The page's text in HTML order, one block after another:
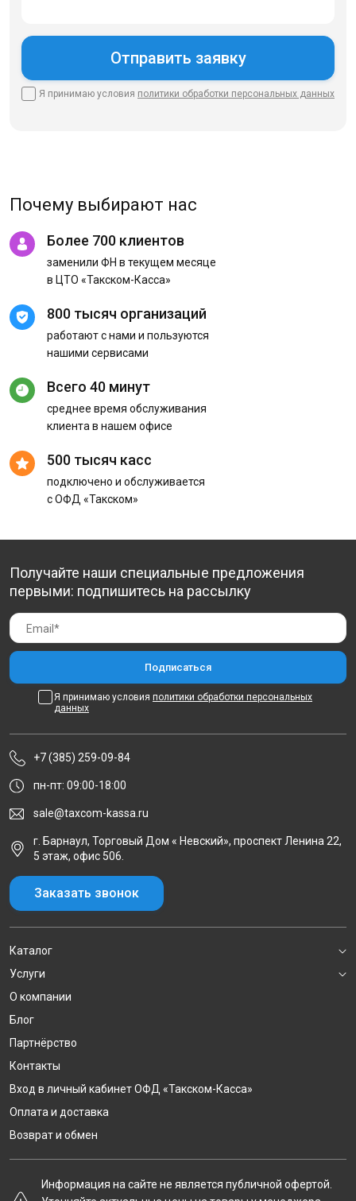
Я принимаю условия политики обработки персональных данных
Почему выбирают нас
Более 700 клиентов
заменили ФН в текущем месяце
в ЦТО «Такском-Касса»
800 тысяч организаций
работают с нами и пользуются
нашими сервисами
Всего 40 минут
среднее время обслуживания
клиента в нашем офисе
500 тысяч касс
подключено и обслуживается
с ОФД «Такском»
Получайте наши специальные предложения
первыми: подпишитесь на рассылку
Я принимаю условия политики обработки персональных
данных
+7 (385) 259-09-84
пн-пт: 09:00-18:00
sale@taxcom-kassa.ru
г. Барнаул, Торговый Дом « Невский», проспект Ленина 22,
5 этаж, офис 506.
Заказать звонок
Каталог
Услуги
О компании
Блог
Партнёрство
Контакты
Вход в личный кабинет ОФД «Такском-Касса»
Оплата и доставка
Возврат и обмен
Информация на сайте не является публичной офертой.